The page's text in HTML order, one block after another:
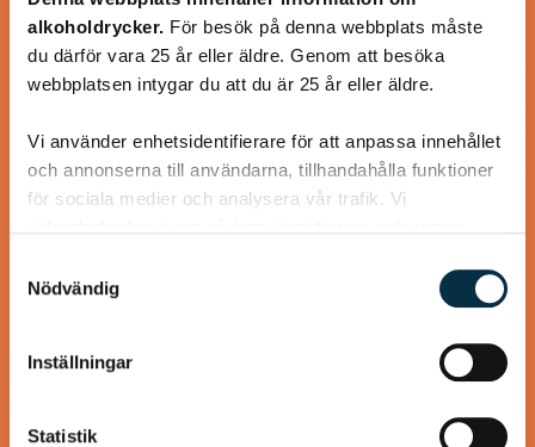
alkoholdrycker. För besök på denna webbplats måste
du därför vara 25 år eller äldre. Genom att besöka
webbplatsen intygar du att du är 25 år eller äldre.
Vi använder enhetsidentifierare för att anpassa innehållet
och annonserna till användarna, tillhandahålla funktioner
för sociala medier och analysera vår trafik. Vi
annons- och analysföretag som vi samarbetar med.
Dessa kan i sin tur kombinera informationen med annan
information som du har tillhandahållit eller som de har
samlat in när du har använt deras tjänster.
Nödvändig
Inställningar
Statistik
Smarrigt! Jag bytte ut persiljan mot koriander och
serverade med råstekt sötpotatistärningar.